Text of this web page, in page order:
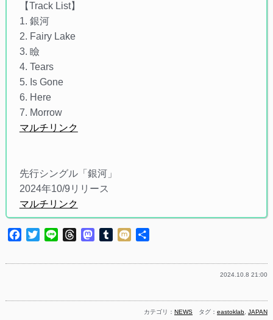
【Track List】
1. 銀河
2. Fairy Lake
3. 瞼
4. Tears
5. Is Gone
6. Here
7. Morrow
マルチリンク
先行シングル「銀河」
2024年10/9リリース
マルチリンク
Facebook
TwitterLine ThreadsMastodon
Tumblr
Mixi
2024.10.8 21:00
カテゴリ：NEWS タグ：eastoklab ,JAPAN